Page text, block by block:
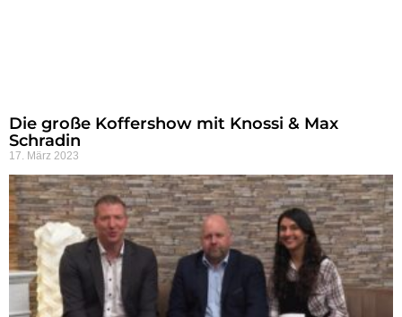
Die große Koffershow mit Knossi & Max
Schradin
17. März 2023